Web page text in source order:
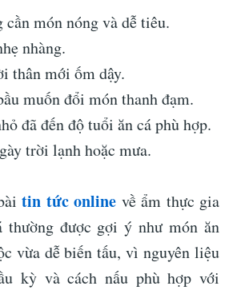
cần món nóng và dễ tiêu.
nhàng.
thân mới ốm dậy.
muốn đổi món thanh đạm.
đã đến độ tuổi ăn cá phù hợp.
trời lạnh hoặc mưa.
tin tức online về ẩm thực gia
thường được gợi ý như món ăn
vừa dễ biến tấu, vì nguyên liệu
kỳ và cách nấu phù hợp với